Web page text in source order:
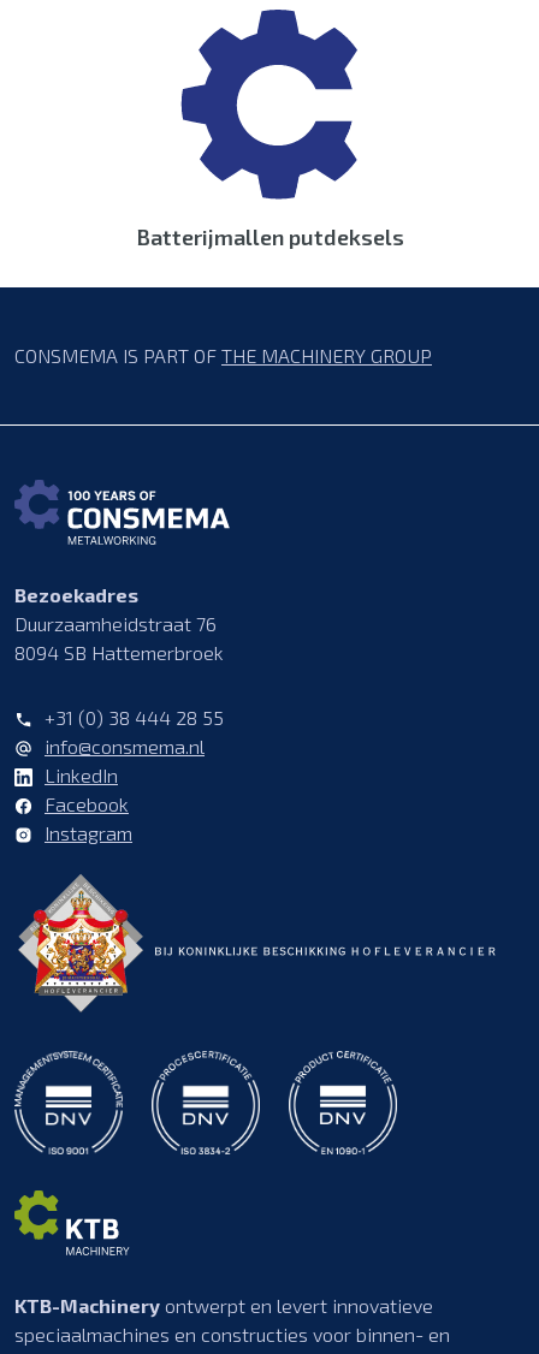
Batterijmallen putdeksels
CONSMEMA IS PART OF THE MACHINERY GROUP
Bezoekadres
Duurzaamheidstraat 76
8094 SB Hattemerbroek
+31 (0) 38 444 28 55
info@consmema.nl
LinkedIn
Facebook
Instagram
KTB-Machinery ontwerpt en levert innovatieve
speciaalmachines en constructies voor binnen- en